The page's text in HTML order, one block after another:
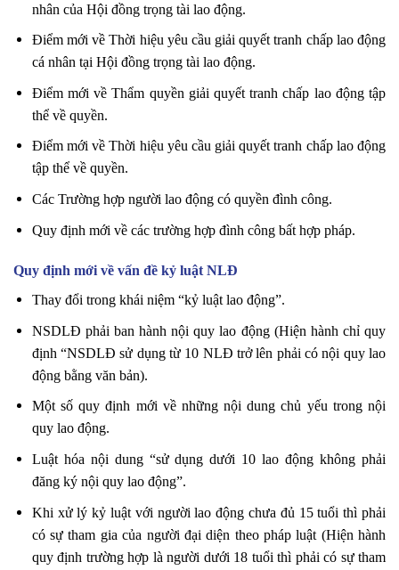
nhân của Hội đồng trọng tài lao động.
Điểm mới về Thời hiệu yêu cầu giải quyết tranh chấp lao động
cá nhân tại Hội đồng trọng tài lao động.
Điểm mới về Thẩm quyền giải quyết tranh chấp lao động tập
thể về quyền.
Điểm mới về Thời hiệu yêu cầu giải quyết tranh chấp lao động
tập thể về quyền.
Các Trường hợp người lao động có quyền đình công.
Quy định mới về các trường hợp đình công bất hợp pháp.
Quy định mới về vấn đề kỷ luật NLĐ
Thay đổi trong khái niệm “kỷ luật lao động”.
NSDLĐ phải ban hành nội quy lao động (Hiện hành chỉ quy
định “NSDLĐ sử dụng từ 10 NLĐ trở lên phải có nội quy lao
động bằng văn bản).
Một số quy định mới về những nội dung chủ yếu trong nội
quy lao động.
Luật hóa nội dung “sử dụng dưới 10 lao động không phải
đăng ký nội quy lao động”.
Khi xử lý kỷ luật với người lao động chưa đủ 15 tuổi thì phải
có sự tham gia của người đại diện theo pháp luật (Hiện hành
quy định trường hợp là người dưới 18 tuổi thì phải có sự tham